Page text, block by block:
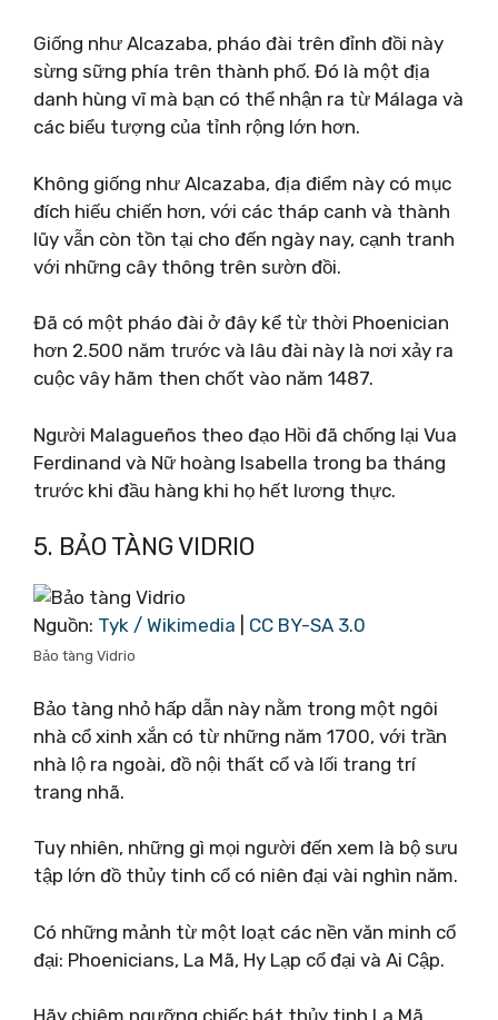
Giống như Alcazaba, pháo đài trên đỉnh đồi này
sừng sững phía trên thành phố. Đó là một địa
danh hùng vĩ mà bạn có thể nhận ra từ Málaga và
các biểu tượng của tỉnh rộng lớn hơn.
Không giống như Alcazaba, địa điểm này có mục
đích hiếu chiến hơn, với các tháp canh và thành
lũy vẫn còn tồn tại cho đến ngày nay, cạnh tranh
với những cây thông trên sườn đồi.
Đã có một pháo đài ở đây kể từ thời Phoenician
hơn 2.500 năm trước và lâu đài này là nơi xảy ra
cuộc vây hãm then chốt vào năm 1487.
Người Malagueños theo đạo Hồi đã chống lại Vua
Ferdinand và Nữ hoàng Isabella trong ba tháng
trước khi đầu hàng khi họ hết lương thực.
5. BẢO TÀNG VIDRIO
Nguồn: Tyk / Wikimedia CC BY-SA 3.0
Bảo tàng Vidrio
Bảo tàng nhỏ hấp dẫn này nằm trong một ngôi
nhà cổ xinh xắn có từ những năm 1700, với trần
nhà lộ ra ngoài, đồ nội thất cổ và lối trang trí
trang nhã.
Tuy nhiên, những gì mọi người đến xem là bộ sưu
tập lớn đồ thủy tinh cổ có niên đại vài nghìn năm.
Có những mảnh từ một loạt các nền văn minh cổ
đại: Phoenicians, La Mã, Hy Lạp cổ đại và Ai Cập.
Hãy chiêm ngưỡng chiếc bát thủy tinh La Mã